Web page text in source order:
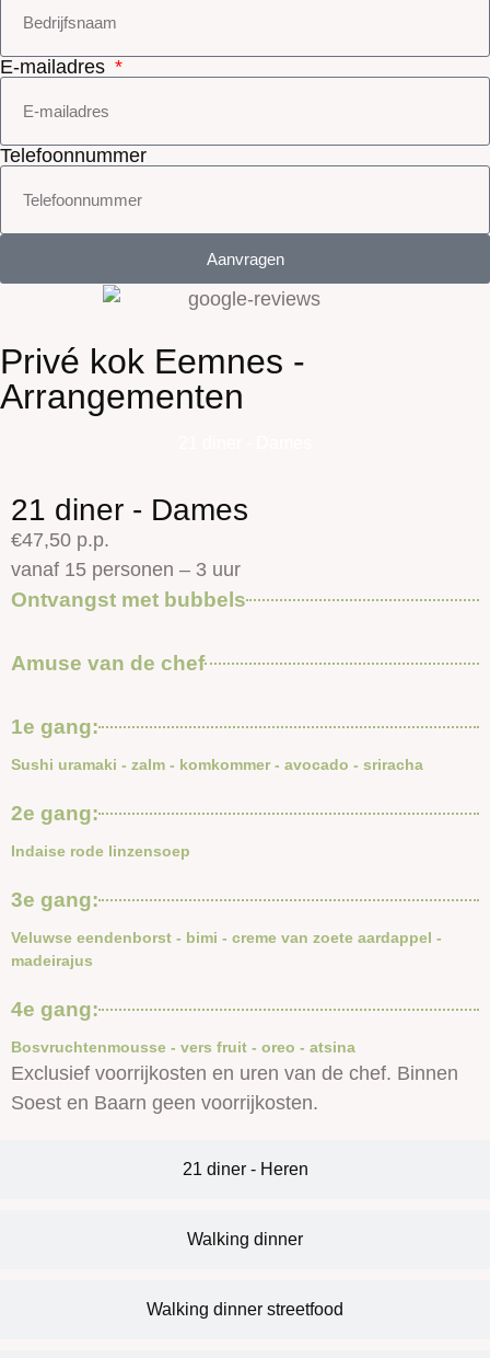
E-mailadres
Telefoonnummer
Aanvragen
Privé kok Eemnes -
Arrangementen
21 diner - Heren
Walking dinner
Walking dinner streetfood
21 diner - Dames
€47,50 p.p.
vanaf 15 personen – 3 uur
Ontvangst met bubbels
Amuse van de chef
1e gang:
Sushi uramaki - zalm - komkommer - avocado - sriracha
2e gang:
Indaise rode linzensoep
3e gang:
Veluwse eendenborst - bimi - creme van zoete aardappel -
madeirajus
4e gang:
Bosvruchtenmousse - vers fruit - oreo - atsina
Exclusief voorrijkosten en uren van de chef. Binnen
Soest en Baarn geen voorrijkosten.